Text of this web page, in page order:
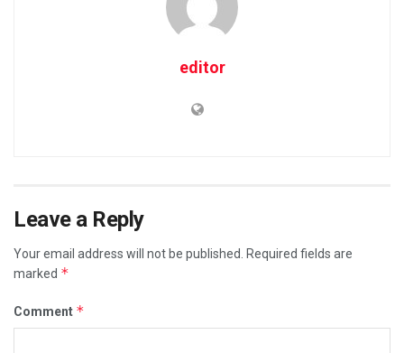
editor
Leave a Reply
Your email address will not be published.
Required fields are
marked *
Comment *